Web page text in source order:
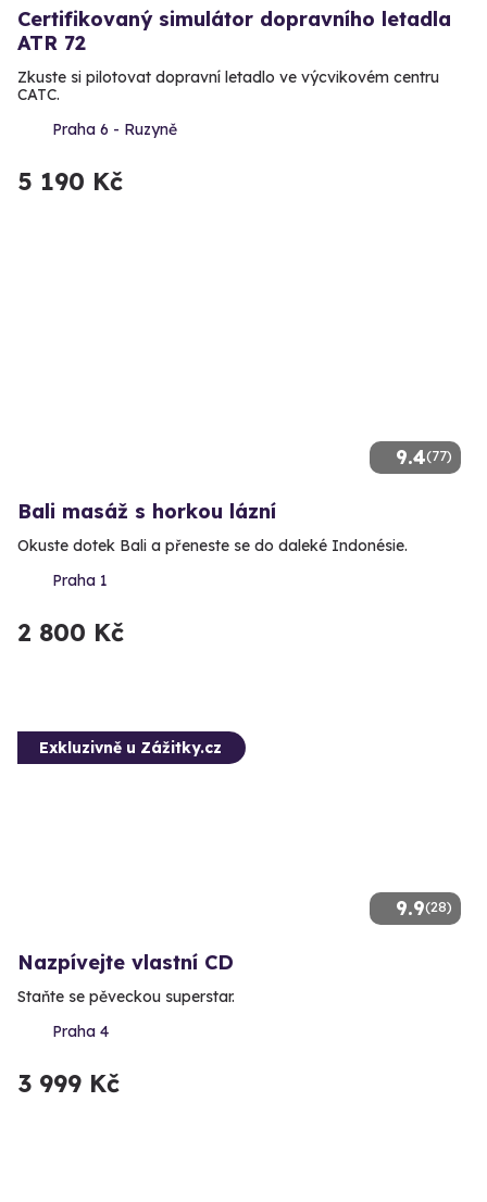
Certifikovaný simulátor dopravního letadla
ATR 72
Zkuste si pilotovat dopravní letadlo ve výcvikovém centru
CATC.
Praha 6 - Ruzyně
5 190 Kč
9.4(77)
Bali masáž s horkou lázní
Okuste dotek Bali a přeneste se do daleké Indonésie.
Praha 1
2 800 Kč
9.9(28)
Exkluzivně u Zážitky.cz
Nazpívejte vlastní CD
Staňte se pěveckou superstar.
Praha 4
3 999 Kč